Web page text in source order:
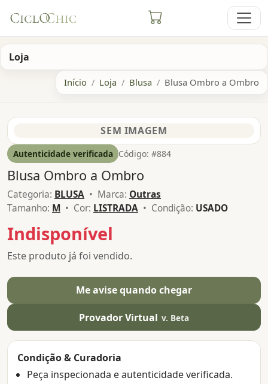
Loja
Início Loja Blusa Blusa Ombro a Ombro
Autenticidade verificada Código: #884
Blusa Ombro a Ombro
Categoria: BLUSA • Marca: Outras
Tamanho: M • Cor: LISTRADA • Condição: USADO
Indisponível
Este produto já foi vendido.
Me avise quando chegar
Provador Virtual v. Beta
Condição & Curadoria
Peça inspecionada e autenticidade verificada.